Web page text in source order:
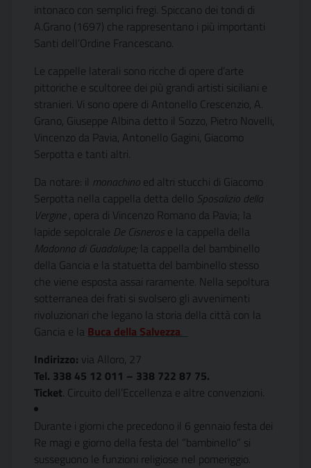
intonaco con semplici fregi. Spiccano dei tondi di
A.Grano (1697) che rappresentano i più importanti
Santi dell’Ordine Francescano.
Le cappelle laterali sono ricche di opere d’arte
pittoriche e scultoree dei più grandi artisti siciliani e
stranieri. Vi sono opere di Antonello Crescenzio, A.
Grano, Giuseppe Albina detto il Sozzo, Pietro Novelli,
Vincenzo da Pavia, Antonello Gagini, Giacomo
Serpotta e tanti altri.
Da notare: il  monachino  ed altri stucchi di Giacomo
Serpotta nella cappella detta dello  Sposalizio della
Vergine, opera di Vincenzo Romano da Pavia; la
lapide sepolcrale  De Cisneros  e la cappella della
Madonna di Guadalupe; la cappella del bambinello
della Gancia e la statuetta del bambinello stesso
che viene esposta assai raramente. Nella sepoltura
sotterranea dei frati si svolsero gli avvenimenti
rivoluzionari che legano la storia della città con la
Gancia e la  Buca della Salvezza.
Indirizzo: via Alloro, 27
Tel. 338 45 12 011 – 338 722 87 75.
Ticket. Circuito dell’Eccellenza e altre convenzioni.
Durante i giorni che precedono il 6 gennaio festa dei
Re magi e giorno della festa del “bambinello” si
susseguono le funzioni religiose nel pomeriggio.